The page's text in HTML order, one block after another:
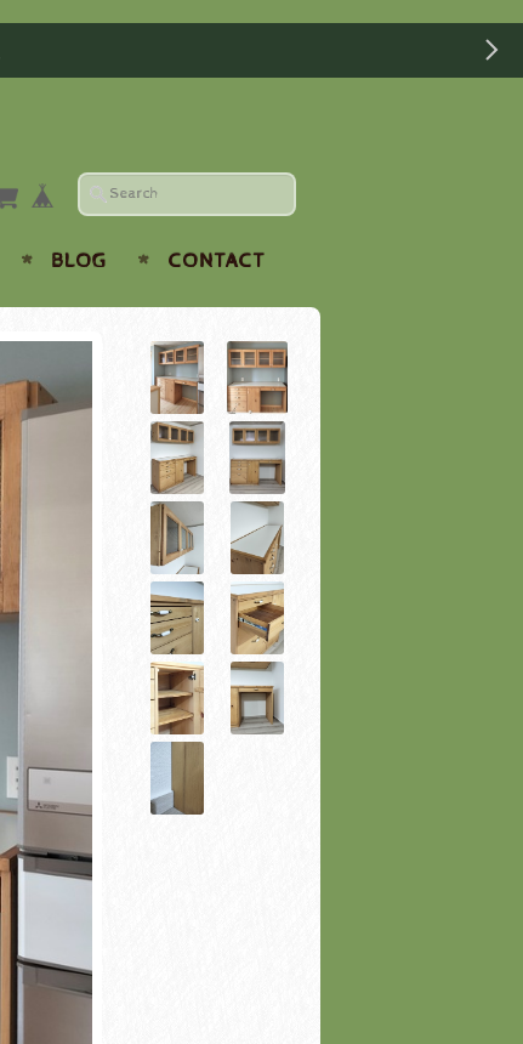
BLOG CONTACT